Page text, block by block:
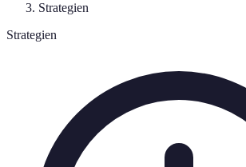
Strategien
Strategien